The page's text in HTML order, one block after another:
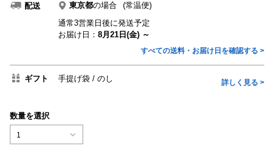
配送 東京都の場合
(常温便)
通常3営業日後に発送予定
お届け日： 8月21日(金) ～
すべての送料・お届け日を確認する >
ギフト 手提げ袋 のし 詳しく見る >
数量を選択
1